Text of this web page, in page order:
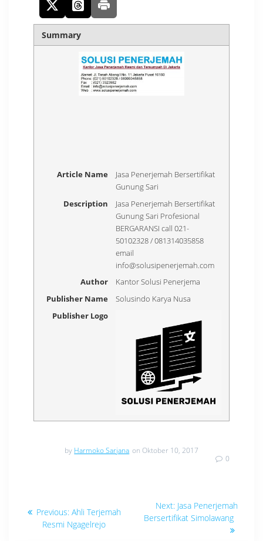
Summary
Article Name
Jasa Penerjemah Bersertifikat
Gunung Sari
Description
Jasa Penerjemah Bersertifikat
Gunung Sari Profesional
BERGARANSI call 021-
50102328 / 081314035858
email
info@solusipenerjemah.com
Author
Kantor Solusi Penerjema
Publisher Name
Solusindo Karya Nusa
Publisher Logo
by Harmoko Sarjana on Oktober 10, 2017
0
pos
Previous: Previous
post:
Ahli Terjemah
Resmi Ngagelrejo
Next: Next
post:
Jasa Penerjemah
Bersertifikat Simolawang